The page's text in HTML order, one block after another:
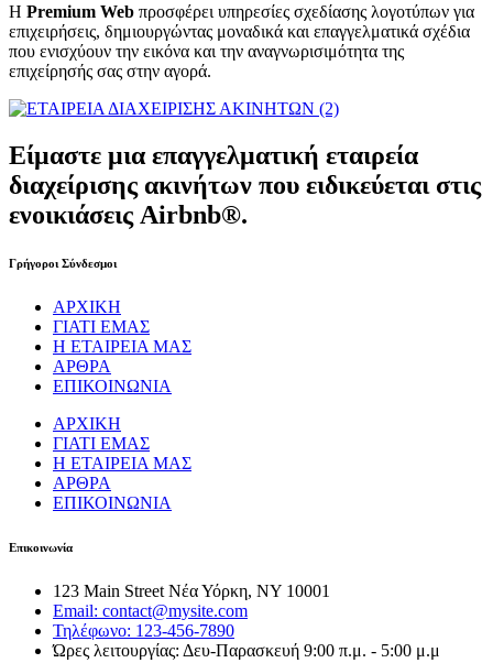
Η Premium Web προσφέρει υπηρεσίες σχεδίασης λογοτύπων για
επιχειρήσεις, δημιουργώντας μοναδικά και επαγγελματικά σχέδια
που ενισχύουν την εικόνα και την αναγνωρισιμότητα της
επιχείρησής σας στην αγορά.
Είμαστε μια επαγγελματική εταιρεία
διαχείρισης ακινήτων που ειδικεύεται στις
ενοικιάσεις Airbnb®.
Γρήγοροι Σύνδεσμοι
ΑΡΧΙΚΗ
ΓΙΑΤΙ ΕΜΑΣ
Η ΕΤΑΙΡΕΙΑ ΜΑΣ
ΑΡΘΡΑ
ΕΠΙΚΟΙΝΩΝΙΑ
ΑΡΧΙΚΗ
ΓΙΑΤΙ ΕΜΑΣ
Η ΕΤΑΙΡΕΙΑ ΜΑΣ
ΑΡΘΡΑ
ΕΠΙΚΟΙΝΩΝΙΑ
Επικοινωνία
123 Main Street Νέα Υόρκη, NY 10001
Email: contact@mysite.com
Τηλέφωνο: 123-456-7890
Ώρες λειτουργίας: Δευ-Παρασκευή 9:00 π.μ. - 5:00 μ.μ